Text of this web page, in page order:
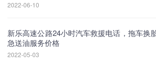
2022-06-10
新乐高速公路24小时汽车救援电话，拖车换
急送油服务价格
2022-05-03